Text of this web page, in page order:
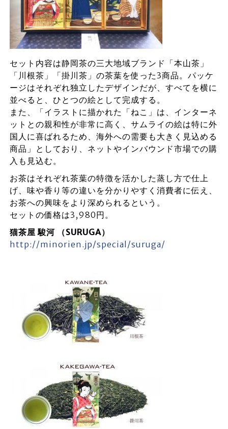
セット内容は静岡茶の三大地域ブランド「本山茶」
「川根茶」「掛川茶」の茶葉を使った3商品。パッケ
ージはそれぞれ独立したデザインだが、すべてを横に
並べると、ひとつの絵として完成する。
また、「イラストに描かれた「ねこ」は、インターネ
ットとの親和性が非常に高く、サムライの絵は特に外
国人に喜ばれるため、海外への需要も大きく見込める
商品」としており、ネットやインバウンド市場での購
入も見込む。
お茶はそれぞれ茶葉の特徴を活かした蒸し方で仕上
げ、味や香り等の違いを分かりやすく消費者に伝え、
お茶への興味をより深められるという。
セットの価格は3,980円。
猫茶屋 駿河 （SURUGA）
http://minorien.jp/special/suruga/